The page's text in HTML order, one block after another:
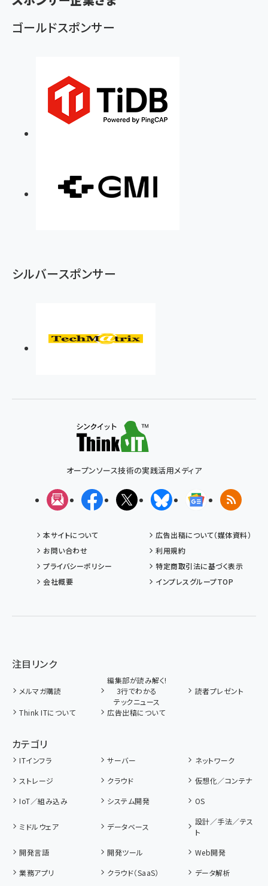
ず
ゴールドスポンサー
シルバースポンサー
オープンソース技術の実践活用メディア
メルマガFacebookX(エックス)BlueskyGoogleニュ
RSS
本サイトについて
広告出稿について（媒体資料）
お問い合わせ
利用規約
プライバシーポリシー
特定商取引法に基づく表示
会社概要
インプレスグループTOP
注目リンク
メルマガ購読
編集部が読み解く!
3行でわかる
テックニュース
読者プレゼント
Think ITについて 広告出稿について
カテゴリ
ITインフラ サーバー
ネットワーク
ストレージ
クラウド
仮想化／コンテナ
IoT／組み込み
システム開発 OS
ミドルウェア データベース
設計／手法／テス
ト
開発言語
開発ツール
Web開発
業務アプリ
クラウド（SaaS）
データ解析